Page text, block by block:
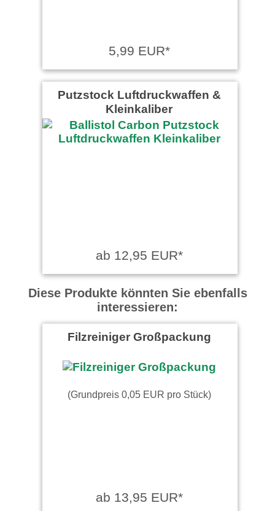
5,99 EUR*
Putzstock Luftdruckwaffen &
Kleinkaliber
ab 12,95 EUR*
Diese Produkte könnten Sie ebenfalls
interessieren:
Filzreiniger Großpackung
(Grundpreis 0,05 EUR pro Stück)
ab 13,95 EUR*